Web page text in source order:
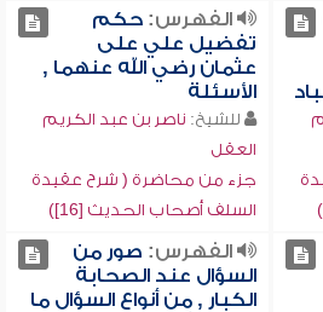
الفهرس:حكم
تفضيل علي على
عثمان رضي الله عنهما ,
الأسئلة
للشيخ: ناصر بن عبد الكريم
العقل
جزء من محاضرة ( شرح عقيدة
السلف أصحاب الحديث [16])
الفهرس: صور من
السؤال عند الصحابة
الكبار , من أنواع السؤال ما